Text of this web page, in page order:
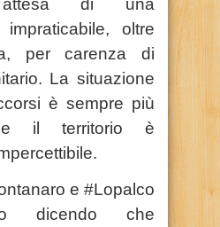
impraticabile, oltre
per carenza di
La situazione
è sempre più
e il territorio è
e #Lopalco
dicendo che